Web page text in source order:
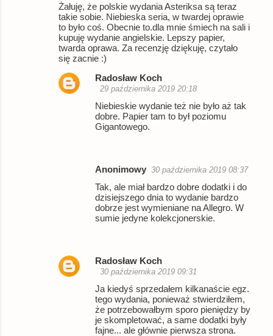
Żałuję, że polskie wydania Asteriksa są teraz
takie sobie. Niebieska seria, w twardej oprawie
to było coś. Obecnie to.dla mnie śmiech na sali i
kupuję wydanie angielskie. Lepszy papier,
twarda oprawa. Za recenzję dziękuję, czytało
się zacnie :)
Radosław Koch
29 października 2019 20:18
Niebieskie wydanie też nie było aż tak
dobre. Papier tam to był poziomu
Gigantowego.
Anonimowy 30 października 2019 08:37
Tak, ale miał bardzo dobre dodatki i do
dzisiejszego dnia to wydanie bardzo
dobrze jest wymieniane na Allegro. W
sumie jedyne kolekcjonerskie.
Radosław Koch
30 października 2019 09:31
Ja kiedyś sprzedałem kilkanaście egz.
tego wydania, ponieważ stwierdziłem,
że potrzebowałbym sporo pieniędzy by
je skompletować, a same dodatki były
fajne... ale głównie pierwsza strona.